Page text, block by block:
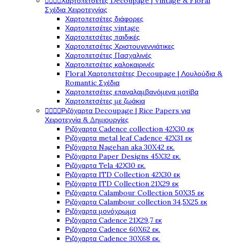
Σχέδια Χειροτεχνίας
Χαρτοπετσέτες διάφορες
Χαρτοπετσέτες vintage
Χαρτοπετσέτες παιδικές
Χαρτοπετσέτες Χριστουγεννιάτικες
Χαρτοπετσέτες Πασχαλινές
Χαρτοπετσέτες καλοκαιρινές
Floral Χαρτοπετσέτες Decoupage | Λουλούδια &
Romantic Σχέδια
Χαρτοπετσέτες επαναλαμβανόμενα μοτίβα
Χαρτοπετσέτες με ζωάκια
Ριζόχαρτα Decoupage | Rice Papers για
Χειροτεχνία & Δημιουργίες
Ριζόχαρτα Cadence collection 42X30 εκ
Ριζόχαρτα metal leaf Cadence 42X31 εκ
Ριζόχαρτα Nagehan aka 30X42 εκ.
Ριζόχαρτα Paper Designs 45X32 εκ.
Ριζόχαρτα Tela 42Χ30 εκ.
Ριζόχαρτα ITD Collection 42X30 εκ
Ριζόχαρτα ITD Collection 21X29 εκ
Ριζόχαρτα Calambour Collection 50X35 εκ
Ριζόχαρτα Calambour collection 34,5X25 εκ
Ριζόχαρτα μονόχρωμα
Ριζόχαρτα Cadence 21Χ29,7 εκ
Ριζόχαρτα Cadence 60X62 εκ.
Ριζόχαρτα Cadence 30X68 εκ.